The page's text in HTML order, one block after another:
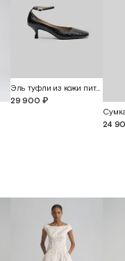
Эль туфли из кожи питона
29 900 ₽
24